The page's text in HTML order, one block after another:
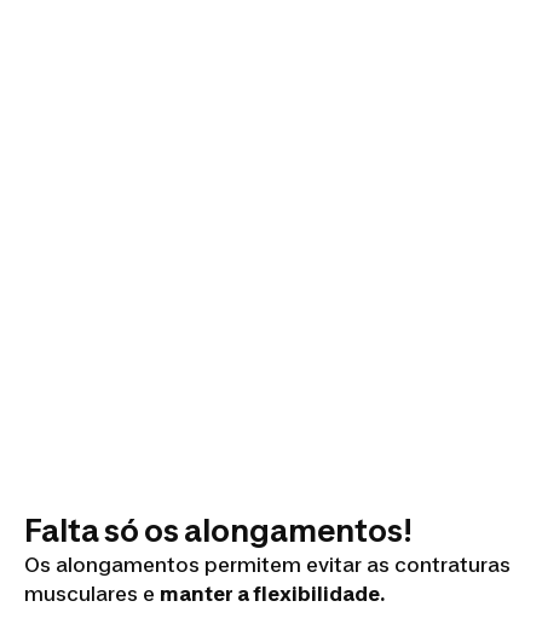
Falta só os alongamentos!
Os alongamentos permitem evitar as contraturas
musculares e manter a flexibilidade.